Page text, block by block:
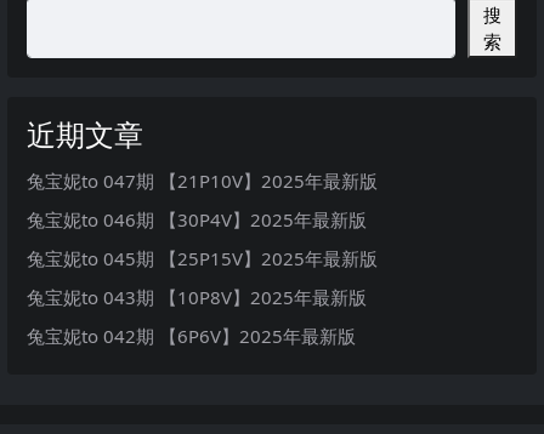
搜
索
近期文章
兔宝妮to 047期 【21P10V】2025年最新版
兔宝妮to 046期 【30P4V】2025年最新版
兔宝妮to 045期 【25P15V】2025年最新版
兔宝妮to 043期 【10P8V】2025年最新版
兔宝妮to 042期 【6P6V】2025年最新版